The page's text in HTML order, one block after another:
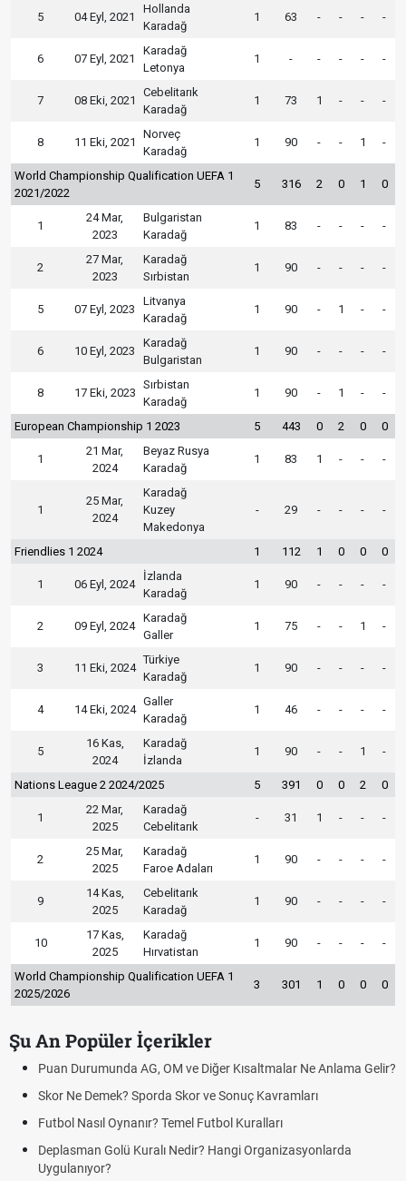
5 04 Eyl, 2021
Hollanda
Karadağ
1 63 - - - -
6 07 Eyl, 2021
Karadağ
Letonya
1 - - - - -
7 08 Eki, 2021
Cebelitarık
Karadağ
1 73 1 - - -
8 11 Eki, 2021
Norveç
Karadağ
1 90 - - 1 -
World Championship Qualification UEFA 1
2021/2022
5 316 2 0 1 0
1
24 Mar,
2023
Bulgaristan
Karadağ
1 83 - - - -
2
27 Mar,
2023
Karadağ
Sırbistan
1 90 - - - -
5 07 Eyl, 2023
Litvanya
Karadağ
1 90 - 1 - -
6 10 Eyl, 2023
Karadağ
Bulgaristan
1 90 - - - -
8 17 Eki, 2023
Sırbistan
Karadağ
1 90 - 1 - -
European Championship 1 2023 5 443 0 2 0 0
1
21 Mar,
2024
Beyaz Rusya
Karadağ
1 83 1 - - -
1
25 Mar,
2024
Karadağ
Kuzey
Makedonya
- 29 - - - -
Friendlies 1 2024 1 112 1 0 0 0
1 06 Eyl, 2024
İzlanda
Karadağ
1 90 - - - -
2 09 Eyl, 2024
Karadağ
Galler
1 75 - - 1 -
3 11 Eki, 2024
Türkiye
Karadağ
1 90 - - - -
4 14 Eki, 2024
Galler
Karadağ
1 46 - - - -
5
16 Kas,
2024
Karadağ
İzlanda
1 90 - - 1 -
Nations League 2 2024/2025 5 391 0 0 2 0
1
22 Mar,
2025
Karadağ
Cebelitarık
- 31 1 - - -
2
25 Mar,
2025
Karadağ
Faroe Adaları
1 90 - - - -
9
14 Kas,
2025
Cebelitarık
Karadağ
1 90 - - - -
10
17 Kas,
2025
Karadağ
Hırvatistan
1 90 - - - -
World Championship Qualification UEFA 1
2025/2026
3 301 1 0 0 0
Şu An Popüler İçerikler
Puan Durumunda AG, OM ve Diğer Kısaltmalar Ne Anlama Gelir?
Skor Ne Demek? Sporda Skor ve Sonuç Kavramları
Futbol Nasıl Oynanır? Temel Futbol Kuralları
Deplasman Golü Kuralı Nedir? Hangi Organizasyonlarda
Uygulanıyor?